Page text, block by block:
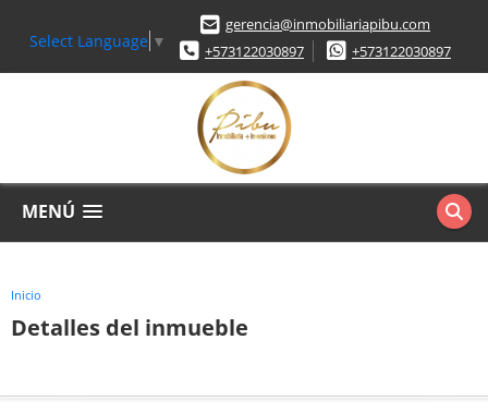
Select Language ▼
gerencia@inmobiliariapibu.com
+573122030897
+573122030897
MENÚ
Inicio
Detalles del inmueble